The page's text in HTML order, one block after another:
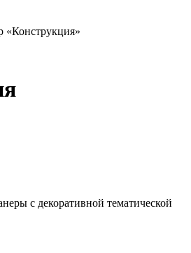
«Конструкция»
с декоративной тематической